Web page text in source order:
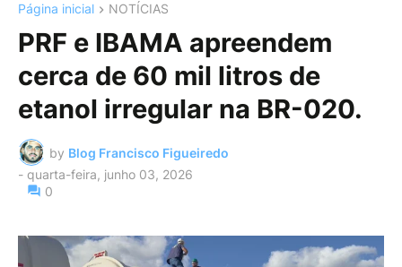
Página inicial NOTÍCIAS
PRF e IBAMA apreendem
cerca de 60 mil litros de
etanol irregular na BR-020.
by Blog Francisco Figueiredo
- quarta-feira, junho 03, 2026
0